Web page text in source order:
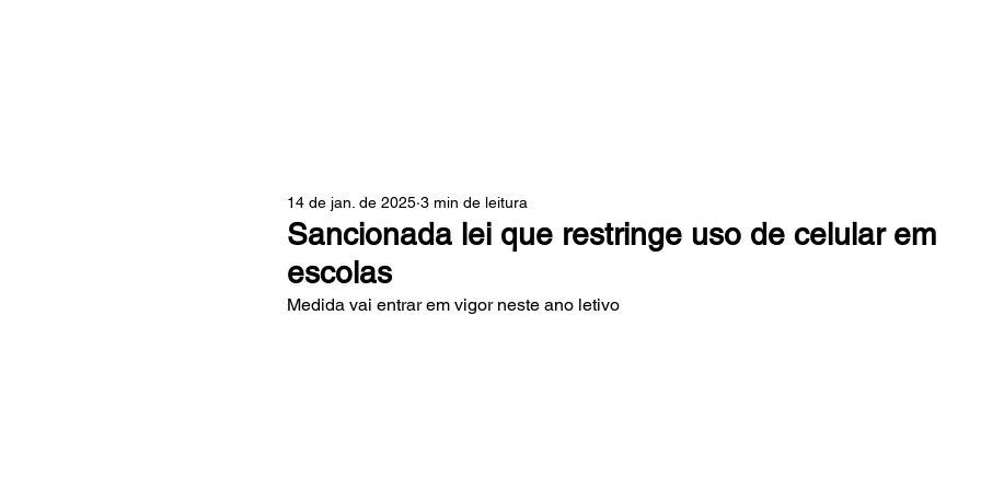
Sancionada lei que restringe uso de celular em
escolas
14 de jan. de 2025 3 min de leitura
Medida vai entrar em vigor neste ano letivo